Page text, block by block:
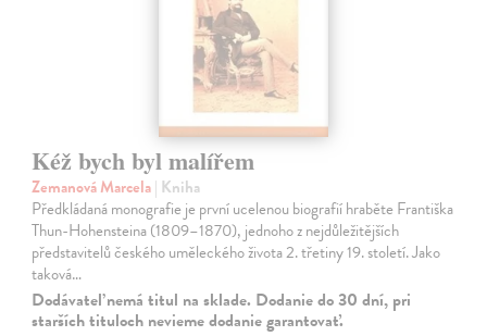
Kéž bych byl malířem
Zemanová Marcela| Kniha
Předkládaná monografie je první ucelenou biografií hraběte Františka
Thun-Hohensteina (1809–1870), jednoho z nejdůležitějších
představitelů českého uměleckého života 2. třetiny 19. století. Jako
taková…
Dodávateľ nemá titul na sklade. Dodanie do 30 dní, pri
starších tituloch nevieme dodanie garantovať.